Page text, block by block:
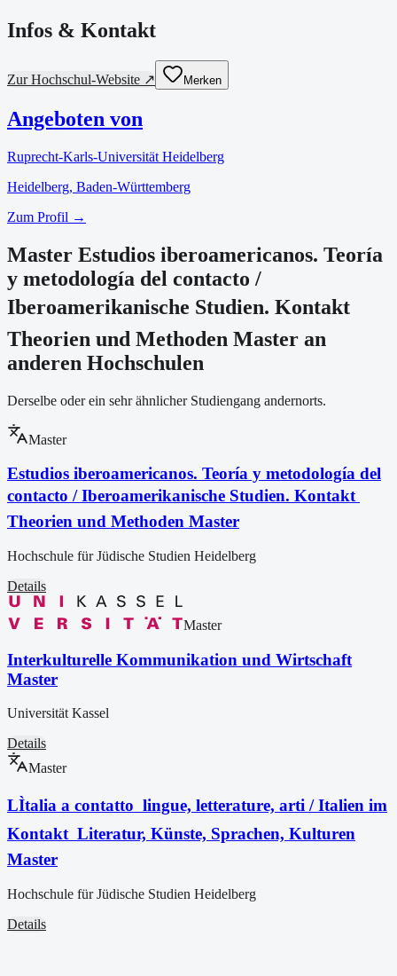
Infos & Kontakt
Zur Hochschul-Website ↗ Merken
Angeboten von
Ruprecht-Karls-Universität Heidelberg
Heidelberg, Baden-Württemberg
Zum Profil →
Master Estudios iberoamericanos. Teoría
y metodología del contacto /
Iberoamerikanische Studien. Kontakt 
Theorien und Methoden Master an
anderen Hochschulen
Derselbe oder ein sehr ähnlicher Studiengang andernorts.
Master
Estudios iberoamericanos. Teoría y metodología del
contacto / Iberoamerikanische Studien. Kontakt 
Theorien und Methoden Master
Hochschule für Jüdische Studien Heidelberg
Details
Master
In­ter­kul­tu­rel­le Kommunikation und Wirt­schaft
Master
Universität Kassel
Details
Master
LÌtalia a contatto  lingue, letterature, arti / Italien im
Kontakt  Literatur, Künste, Sprachen, Kulturen
Master
Hochschule für Jüdische Studien Heidelberg
Details